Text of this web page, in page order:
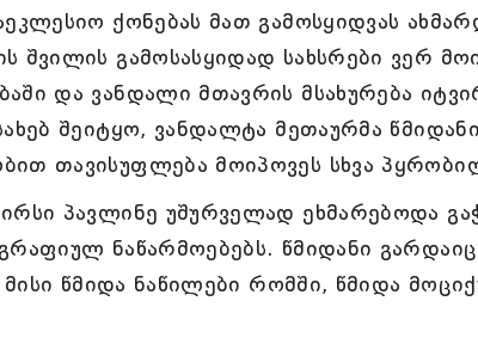
ქონებას მათ გამოსყიდვას
შვილის გამოსასყიდად სახსრები ვერ
და ვანდალი მთავრის მსახურება
შეიტყო, ვანდალტა მეთაურმა წმიდანი
თავისუფლება მოიპოვეს სხვა
პავლინე უშურველად ეხმარებოდა
ნაწარმოებებს. წმიდანი
წმიდა ნაწილები რომში, წმიდა